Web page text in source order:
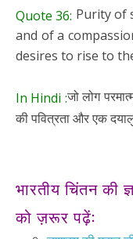
Quote 36: Purity of
and of a
desires to rise to
In Hindi :जो लोग
की पवित्रता और एक
भारतीय चिंतन की
को ज़रूर पढ़ें: